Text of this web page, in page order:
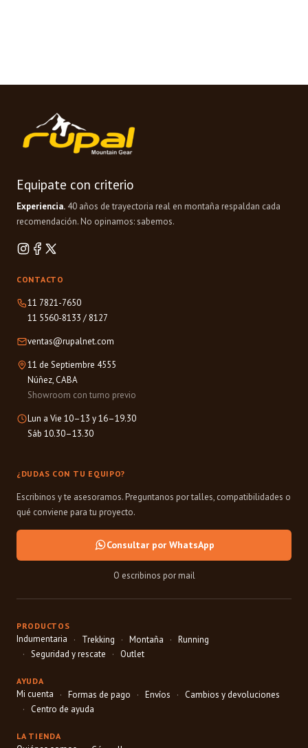
Equipate con criterio
Experiencia. 40 años de trayectoria real en montaña respaldan cada
recomendación. No opinamos: sabemos.
CONTACTO
11 7821-7650
11 5560-8133 / 8127
ventas@rupalnet.com
11 de Septiembre 4555
Núñez, CABA
Showroom con turno previo
Lun a Vie 10–13 y 16–19.30
Sáb 10.30–13.30
¿DUDAS CON TU EQUIPO?
Escribinos y te asesoramos. Preguntanos por talles, compatibilidades o
qué conviene para tu proyecto.
Consultar por WhatsApp
O escribinos por mail
PRODUCTOS
Indumentaria Trekking Montaña
Running
Seguridad y rescate
Outlet
AYUDA
Mi cuenta Formas de pago Envíos
Cambios y devoluciones
Centro de ayuda
LA TIENDA